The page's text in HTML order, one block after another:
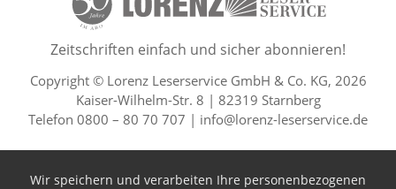
50 Lesefreude im Abo Jahre
Zeitschriften einfach und sicher abonnieren!
Copyright © Lorenz Leserservice GmbH & Co. KG, 2026
Kaiser-Wilhelm-Str. 8 | 82319 Starnberg
Telefon 0800 – 80 70 707 | info@lorenz-leserservice.de
Wir speichern und verarbeiten Ihre personenbezogenen